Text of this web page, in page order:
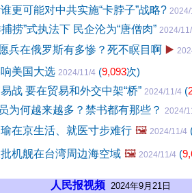
更可能对中共实施“卡脖子”战略? 2024/
捞”式执法下 民企沦为“唐僧肉” 2024/
兵在俄罗斯有多惨？死不瞑目啊 ▶️
美国大选 2024/11/4 (9,093次)
战 要在贸易和外交中架“桥” 2024/11/4 (
为何越来越多？禁书都有那些？ 2024/
在京生活、就医寸步难行 🖼️ 2024/11/4
机舰在台湾周边海空域 🖼️ 2024/11/4 (
人民报视频 2024年9月21日